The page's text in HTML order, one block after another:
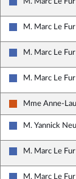
de
Les Républicains
de
Les Républicains
M. Marc Le Fur
de
Les Républicains
M. Marc Le Fur
de
Les Républicains
M. Marc Le Fur
Démocrate
Mme Anne-
de
Les Républicains
M. Yannick
de
Les Républicains
M. Marc Le Fur
M. Marc Le Fur